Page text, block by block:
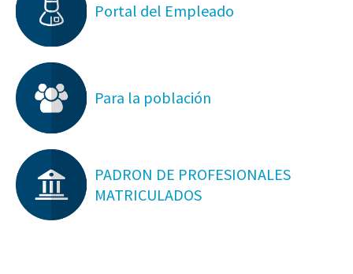
Portal del Empleado
Para la población
PADRON DE PROFESIONALES
MATRICULADOS